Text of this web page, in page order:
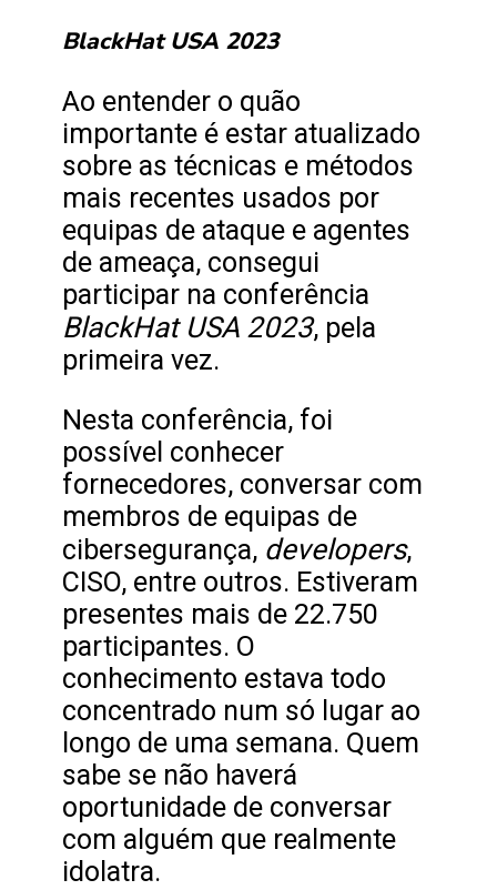
BlackHat USA 2023
Ao entender o quão
importante é estar atualizado
sobre as técnicas e métodos
mais recentes usados por
equipas de ataque e agentes
de ameaça, consegui
participar na conferência
BlackHat USA 2023, pela
primeira vez.
Nesta conferência, foi
possível conhecer
fornecedores, conversar com
membros de equipas de
cibersegurança, developers,
CISO, entre outros. Estiveram
presentes mais de 22.750
participantes. O
conhecimento estava todo
concentrado num só lugar ao
longo de uma semana. Quem
sabe se não haverá
oportunidade de conversar
com alguém que realmente
idolatra.